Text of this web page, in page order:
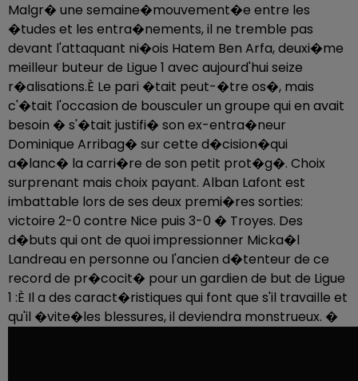
Malgr� une semaine�mouvement�e entre les
�tudes et les entra�nements, il ne tremble pas
devant l'attaquant ni�ois Hatem Ben Arfa, deuxi�me
meilleur buteur de Ligue 1 avec aujourd'hui seize
r�alisations.È Le pari �tait peut-�tre os�, mais
c'�tait l'occasion de bousculer un groupe qui en avait
besoin � s'�tait justifi� son ex-entra�neur
Dominique Arribag� sur cette d�cision�qui
a�lanc� la carri�re de son petit prot�g�. Choix
surprenant mais choix payant. Alban Lafont est
imbattable lors de ses deux premi�res sorties:
victoire 2-0 contre Nice puis 3-0 � Troyes. Des
d�buts qui ont de quoi impressionner Micka�l
Landreau en personne ou l'ancien d�tenteur de ce
record de pr�cocit� pour un gardien de but de Ligue
1 :È Il a des caract�ristiques qui font que s'il travaille et
qu'il �vite�les blessures, il deviendra monstrueux. �